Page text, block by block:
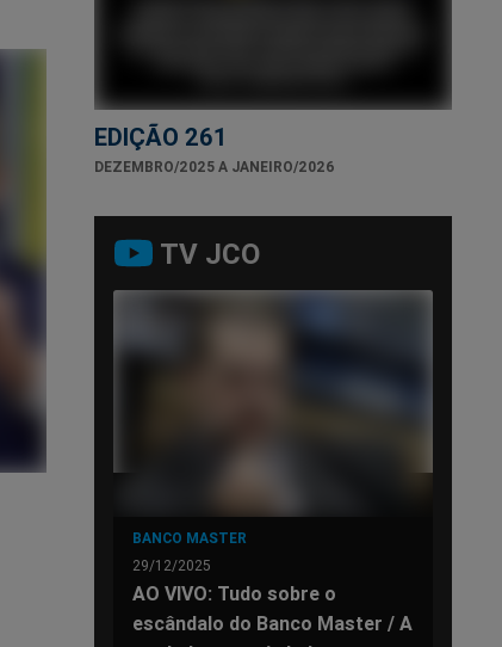
EDIÇÃO 261
DEZEMBRO/2025 A JANEIRO/2026
TV JCO
BANCO MASTER
29/12/2025
AO VIVO: Tudo sobre o
escândalo do Banco Master / A